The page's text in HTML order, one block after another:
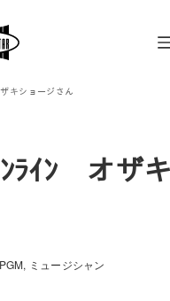
キショージさん
ﾗｲﾝ オザ
PGM ミュージシャン